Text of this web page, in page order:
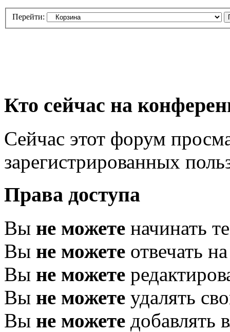
Перейти:
Кто сейчас на
Сейчас этот форум
зарегистрированных
Права доступа
Вы не можете начинать
Вы не можете отвечать
Вы не можете
Вы не можете удалять
Вы не можете добавлять